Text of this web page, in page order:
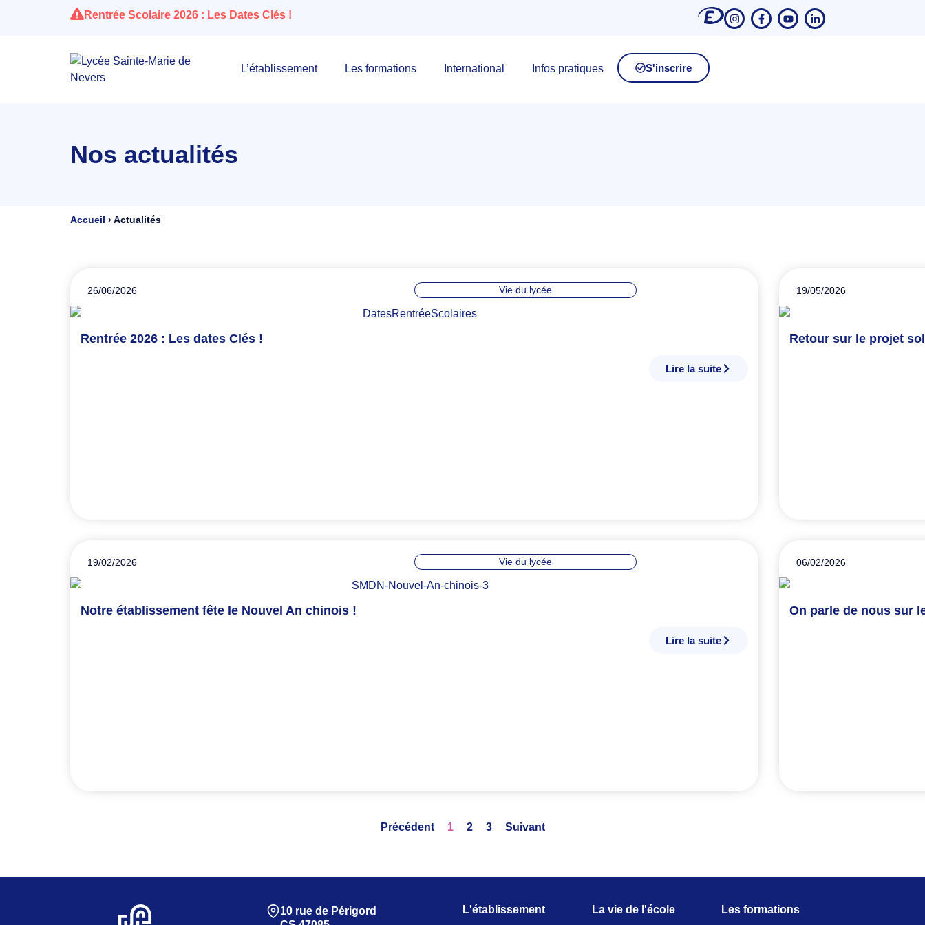
Rentrée Scolaire 2026 : Les Dates Clés !
L’établissement Les formations International Infos pratiques S'inscrire
Nos actualités
Accueil › Actualités
26/06/2026 Vie du lycée
Rentrée 2026 : Les dates Clés !
Lire la suite
19/05/2026
Retour sur le projet
19/02/2026 Vie du lycée
Notre établissement fête le Nouvel An chinois !
Lire la suite
06/02/2026
On parle de nous sur
Précédent 1 2 3 Suivant
10 rue de Périgord
L'établissement La vie de l'école Les formations